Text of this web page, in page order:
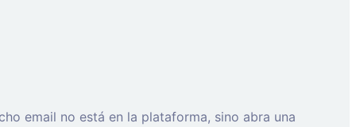
email no está en la plataforma, sino abra una